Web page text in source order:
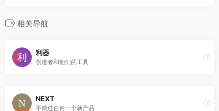
相关导航
利器
创造者和他们的工具
NEXT
不错过任何一个新产品